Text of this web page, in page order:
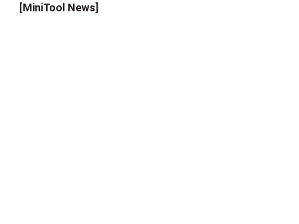
[MiniTool News]